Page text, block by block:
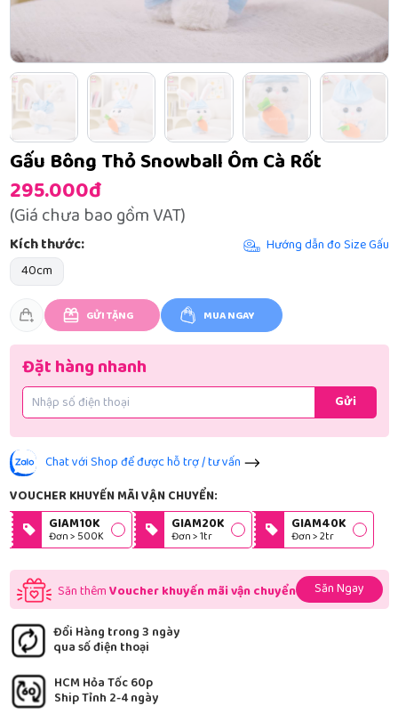
Gấu Bông Thỏ Snowball Ôm Cà Rốt
295.000đ
(Giá chưa bao gồm VAT)
Kích thước:
Hướng dẫn đo Size Gấu
40cm
GỬI TẶNG MUA NGAY
Đặt hàng nhanh
Gửi
Chat với Shop để được hỗ trợ / tư vấn
VOUCHER KHUYẾN MÃI VẬN CHUYỂN:
GIAM10K
Đơn > 500K
GIAM20K
Đơn > 1tr
GIAM40K
Đơn > 2tr
Săn thêmVoucher khuyến mãi vận chuyển Săn Ngay
Đổi Hàng trong 3 ngày
qua số điện thoại
HCM Hỏa Tốc 60p
Ship Tỉnh 2-4 ngày